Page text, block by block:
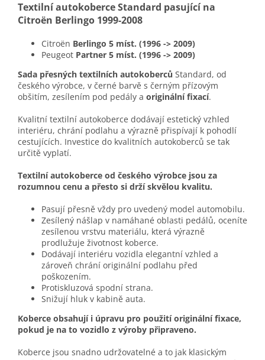
Textilní autokoberce Standard pasující na
Citroën Berlingo 1999-2008
Citroën Berlingo 5 míst. (1996 -> 2009)
Peugeot Partner 5 míst. (1996 -> 2009)
Sada přesných textilních autokoberců Standard, od
českého výrobce, v černé barvě s černým přízovým
obšitím, zesílením pod pedály a originální fixací.
Kvalitní textilní autokoberce dodávají estetický vzhled
interiéru, chrání podlahu a výrazně přispívají k pohodlí
cestujících. Investice do kvalitních autokoberců se tak
určitě vyplatí.
Textilní autokoberce od českého výrobce jsou za
rozumnou cenu a přesto si drží skvělou kvalitu.
Pasují přesně vždy pro uvedený model automobilu.
Zesílený nášlap v namáhané oblasti pedálů, oceníte
zesílenou vrstvu materiálu, která výrazně
prodlužuje životnost koberce.
Dodávají interiéru vozidla elegantní vzhled a
zároveň chrání originální podlahu před
poškozením.
Protiskluzová spodní strana.
Snižují hluk v kabině auta.
Koberce obsahují i úpravu pro použití originální fixace,
pokud je na to vozidlo z výroby připraveno.
Koberce jsou snadno udržovatelné a to jak klasickým